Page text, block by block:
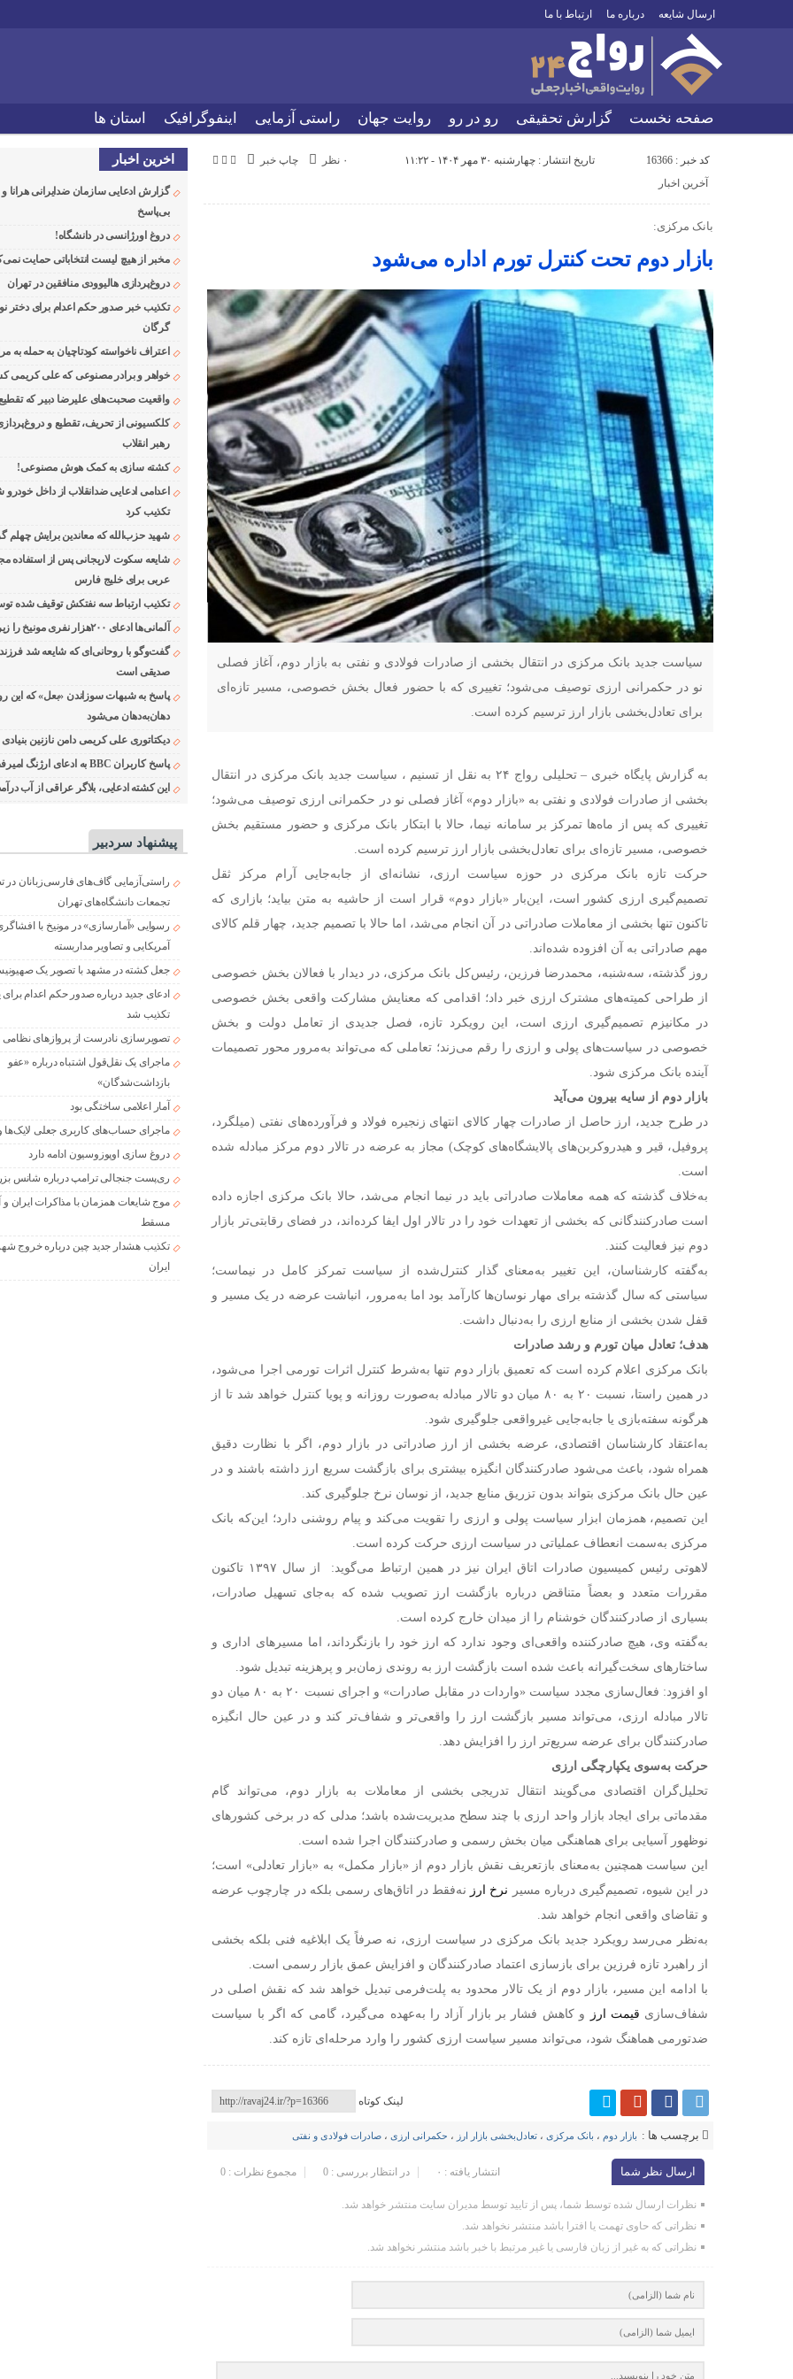
ارسال شایعه درباره ما ارتباط با ما
صفحه نخست گزارش تحقیقی رو در رو روایت جهان راستی آزمایی اینفوگرافیک استان ها
کد خبر : 16366 تاریخ انتشار : چهارشنبه ۳۰ مهر ۱۴۰۴ - ۱۱:۲۲ چاپ خبر
۰ نظر
آخرین اخبار
بانک مرکزی:
بازار دوم تحت کنترل تورم اداره می‌شود
سیاست جدید بانک مرکزی در انتقال بخشی از صادرات فولادی و نفتی به بازار دوم، آغاز فصلی
نو در حکمرانی ارزی توصیف می‌شود؛ تغییری که با حضور فعال بخش خصوصی، مسیر تازه‌ای
برای تعادل‌بخشی بازار ارز ترسیم کرده است.
به گزارش پایگاه خبری – تحلیلی رواج ۲۴ به نقل از تسنیم ، سیاست جدید بانک مرکزی در انتقال
بخشی از صادرات فولادی و نفتی به «بازار دوم» آغاز فصلی نو در حکمرانی ارزی توصیف می‌شود؛
تغییری که پس از ماه‌ها تمرکز بر سامانه نیما، حالا با ابتکار بانک مرکزی و حضور مستقیم بخش
خصوصی، مسیر تازه‌ای برای تعادل‌بخشی بازار ارز ترسیم کرده است.
حرکت تازه بانک مرکزی در حوزه سیاست ارزی، نشانه‌ای از جابه‌جایی آرام مرکز ثقل
تصمیم‌گیری ارزی کشور است، این‌بار «بازار دوم» قرار است از حاشیه به متن بیاید؛ بازاری که
تاکنون تنها بخشی از معاملات صادراتی در آن انجام می‌شد، اما حالا با تصمیم جدید، چهار قلم کالای
مهم صادراتی به آن افزوده شده‌اند.
روز گذشته، سه‌شنبه، محمدرضا فرزین، رئیس‌کل بانک مرکزی، در دیدار با فعالان بخش خصوصی
از طراحی کمیته‌های مشترک ارزی خبر داد؛ اقدامی که معنایش مشارکت واقعی بخش خصوصی
در مکانیزم تصمیم‌گیری ارزی است، این رویکرد تازه، فصل جدیدی از تعامل دولت و بخش
خصوصی در سیاست‌های پولی و ارزی را رقم می‌زند؛ تعاملی که می‌تواند به‌مرور محور تصمیمات
آینده بانک مرکزی شود.
بازار دوم از سایه بیرون می‌آید
در طرح جدید، ارز حاصل از صادرات چهار کالای انتهای زنجیره فولاد و فرآورده‌های نفتی (میلگرد،
پروفیل، قیر و هیدروکربن‌های پالایشگاه‌های کوچک) مجاز به عرضه در تالار دوم مرکز مبادله شده
است.
به‌خلاف گذشته که همه معاملات صادراتی باید در نیما انجام می‌شد، حالا بانک مرکزی اجازه داده
است صادرکنندگانی که بخشی از تعهدات خود را در تالار اول ایفا کرده‌اند، در فضای رقابتی‌تر بازار
دوم نیز فعالیت کنند.
به‌گفته کارشناسان، این تغییر به‌معنای گذار کنترل‌شده از سیاست تمرکز کامل در نیماست؛
سیاستی که سال گذشته برای مهار نوسان‌ها کارآمد بود اما به‌مرور، انباشت عرضه در یک مسیر و
قفل شدن بخشی از منابع ارزی را به‌دنبال داشت.
هدف؛ تعادل میان تورم و رشد صادرات
بانک مرکزی اعلام کرده است که تعمیق بازار دوم تنها به‌شرط کنترل اثرات تورمی اجرا می‌شود،
در همین راستا، نسبت ۲۰ به ۸۰ میان دو تالار مبادله به‌صورت روزانه و پویا کنترل خواهد شد تا از
هرگونه سفته‌بازی یا جابه‌جایی غیرواقعی جلوگیری شود.
به‌اعتقاد کارشناسان اقتصادی، عرضه بخشی از ارز صادراتی در بازار دوم، اگر با نظارت دقیق
همراه شود، باعث می‌شود صادرکنندگان انگیزه بیشتری برای بازگشت سریع ارز داشته باشند و در
عین حال بانک مرکزی بتواند بدون تزریق منابع جدید، از نوسان نرخ جلوگیری کند.
این تصمیم، همزمان ابزار سیاست پولی و ارزی را تقویت می‌کند و پیام روشنی دارد؛ این‌که بانک
مرکزی به‌سمت انعطاف عملیاتی در سیاست ارزی حرکت کرده است.
لاهوتی رئیس کمیسیون صادرات اتاق ایران نیز در همین ارتباط می‌گوید: از سال ۱۳۹۷ تاکنون
مقررات متعدد و بعضاً متناقض درباره بازگشت ارز تصویب شده که به‌جای تسهیل صادرات،
بسیاری از صادرکنندگان خوشنام را از میدان خارج کرده است.
به‌گفته وی، هیچ صادرکننده واقعی‌ای وجود ندارد که ارز خود را بازنگرداند، اما مسیرهای اداری و
ساختارهای سخت‌گیرانه باعث شده است بازگشت ارز به روندی زمان‌بر و پرهزینه تبدیل شود.
او افزود: فعال‌سازی مجدد سیاست «واردات در مقابل صادرات» و اجرای نسبت ۲۰ به ۸۰ میان دو
تالار مبادله ارزی، می‌تواند مسیر بازگشت ارز را واقعی‌تر و شفاف‌تر کند و در عین حال انگیزه
صادرکنندگان برای عرضه سریع‌تر ارز را افزایش دهد.
حرکت به‌سوی یکپارچگی ارزی
تحلیل‌گران اقتصادی می‌گویند انتقال تدریجی بخشی از معاملات به بازار دوم، می‌تواند گام
مقدماتی برای ایجاد بازار واحد ارزی با چند سطح مدیریت‌شده باشد؛ مدلی که در برخی کشورهای
نوظهور آسیایی برای هماهنگی میان بخش رسمی و صادرکنندگان اجرا شده است.
این سیاست همچنین به‌معنای بازتعریف نقش بازار دوم از «بازار مکمل» به «بازار تعادلی» است؛
در این شیوه، تصمیم‌گیری درباره مسیر نرخ ارز نه‌فقط در اتاق‌های رسمی بلکه در چارچوب عرضه
و تقاضای واقعی انجام خواهد شد.
به‌نظر می‌رسد رویکرد جدید بانک مرکزی در سیاست ارزی، نه صرفاً یک ابلاغیه فنی بلکه بخشی
از راهبرد تازه فرزین برای بازسازی اعتماد صادرکنندگان و افزایش عمق بازار رسمی است.
با ادامه این مسیر، بازار دوم از یک تالار محدود به پلت‌فرمی تبدیل خواهد شد که نقش اصلی در
شفاف‌سازی قیمت ارز
و کاهش فشار بر بازار آزاد را به‌عهده می‌گیرد، گامی که اگر با سیاست
ضدتورمی هماهنگ شود، می‌تواند مسیر سیاست ارزی کشور را وارد مرحله‌ای تازه کند.
لینک کوتاه
برچسب ها : بازار دوم ، بانک مرکزی ، تعادل‌بخشی بازار ارز ، حکمرانی ارزی ، صادرات فولادی و نفتی
ارسال نظر شما مجموع نظرات : 0 در انتظار بررسی : 0 انتشار یافته : ۰
نظرات ارسال شده توسط شما، پس از تایید توسط مدیران سایت منتشر خواهد شد.
نظراتی که حاوی تهمت یا افترا باشد منتشر نخواهد شد.
نظراتی که به غیر از زبان فارسی یا غیر مرتبط با خبر باشد منتشر نخواهد شد.
اخرین اخبار
گزارش ادعایی سازمان ضدایرانی
بی‌پاسخ
دروغ اورژانسی در دانشگاه!
مخبر از هیچ لیست انتخاباتی حمایت
دروغ‌پردازی هالیوودی منافقین در تهران
تکذیب خبر صدور حکم اعدام برای دختر
گرگان
اعتراف ناخواسته کودتاچیان به حمله به
خواهر و برادر مصنوعی که علی کریمی
واقعیت صحبت‌های علیرضا دبیر که
کلکسیونی از تحریف، تقطیع و
رهبر انقلاب
کشته سازی به کمک هوش مصنوعی!
اعدامی ادعایی ضدانقلاب از داخل خودرو
تکذیب کرد
شهید حزب‌الله که معاندین برایش چهلم
شایعه سکوت لاریجانی پس از استفاده
عربی برای خلیج فارس
تکذیب ارتباط سه نفتکش توقیف شده
آلمانی‌ها ادعای ۲۰۰هزار نفری مونیخ را زیر سوال بردند
گفت‌وگو با روحانی‌ای که شایعه شد
صدیقی است
پاسخ به شبهات سوزاندن «بعل» که این
دهان‌به‌دهان می‌شود
دیکتاتوری علی کریمی دامن نازنین
پاسخ کاربران BBC به ادعای ارژنگ امیرفضلی
این کشته ادعایی، بلاگر عراقی از آب
پیشنهاد سردبیر
راستی‌آزمایی گاف‌های فارسی‌زبانان در
تجمعات دانشگاه‌های تهران
رسوایی «آمارسازی» در مونیخ با
آمریکایی و تصاویر مداربسته
جعل کشته در مشهد با تصویر یک
ادعای جدید درباره صدور حکم اعدام
تکذیب شد
تصویرسازی نادرست از پروازهای نظامی
ماجرای یک نقل‌قول اشتباه درباره «عفو
بازداشت‌شدگان»
آمار اعلامی ساختگی بود
ماجرای حساب‌های کاربری جعلی لایک‌ها
دروغ سازی اوپوزوسیون ادامه دارد
ری‌پست جنجالی ترامپ درباره شانس
موج شایعات همزمان با مذاکرات ایران و
مسقط
تکذیب هشدار جدید چین درباره خروج
ایران